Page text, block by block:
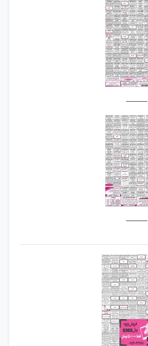
_____
_____